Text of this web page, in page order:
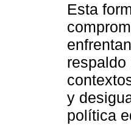
Esta
y
política